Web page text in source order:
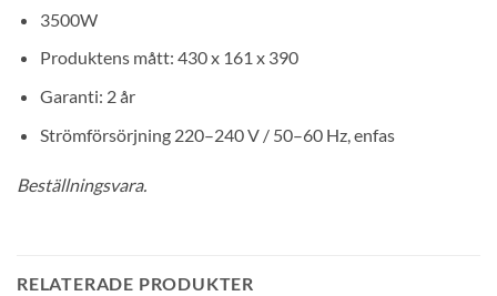
3500W
Produktens mått: 430 x 161 x 390
Garanti: 2 år
Strömförsörjning 220–240 V / 50–60 Hz, enfas
Beställningsvara.
RELATERADE PRODUKTER